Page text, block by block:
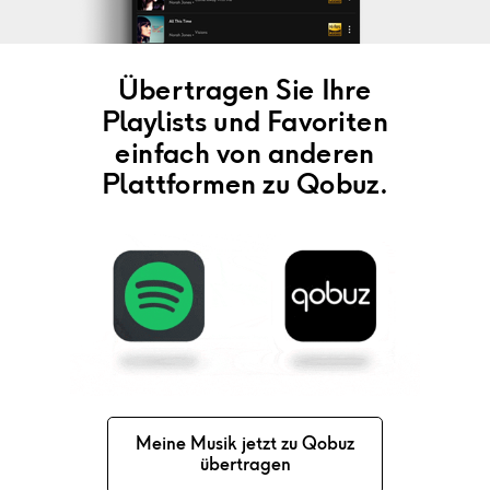
Meine Musik jetzt zu Qobuz
übertragen
Übertragen Sie Ihre
Playlists und Favoriten
einfach von anderen
Plattformen zu Qobuz.